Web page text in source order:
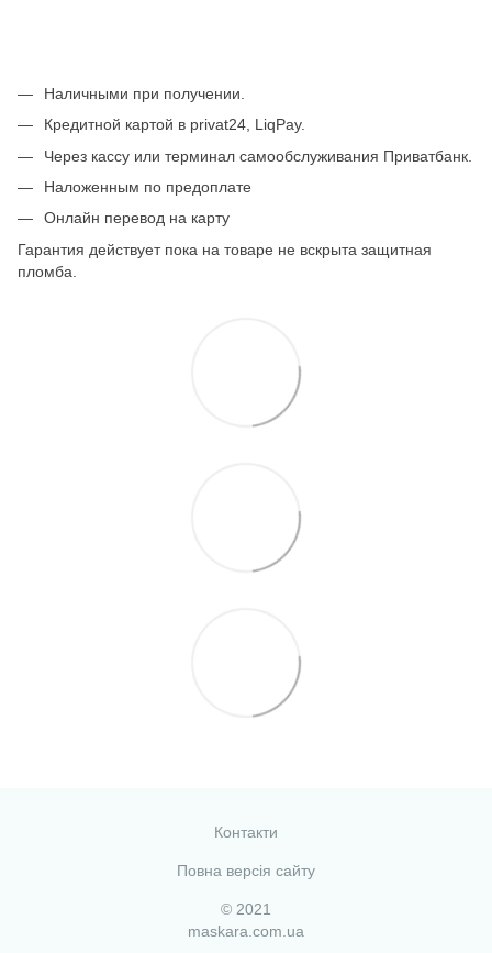
Наличными при получении.
Кредитной картой в privat24, LiqPay.
Через кассу или терминал самообслуживания Приватбанк.
Наложенным по предоплате
Онлайн перевод на карту
Гарантия действует пока на товаре не вскрыта защитная
пломба.
Контакти
Повна версія сайту
© 2021
maskara.com.ua